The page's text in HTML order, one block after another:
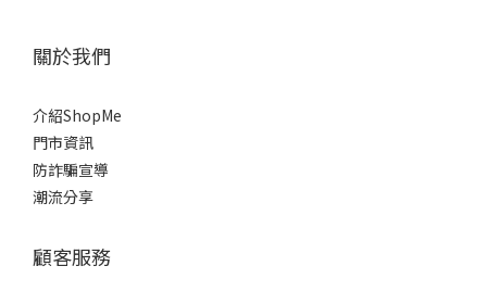
關於我們
介紹ShopMe
門市資訊
防詐騙宣導
潮流分享
顧客服務